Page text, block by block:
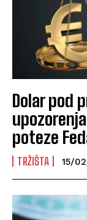
Dolar pod
poteze
TRŽIŠTA 15/